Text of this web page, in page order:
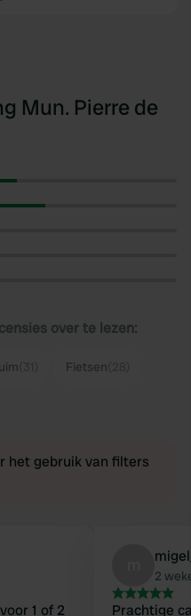
Mun. Pierre de
over te lezen:
Fietsen
het gebruik van filters
1 of 2
2
Prachtige